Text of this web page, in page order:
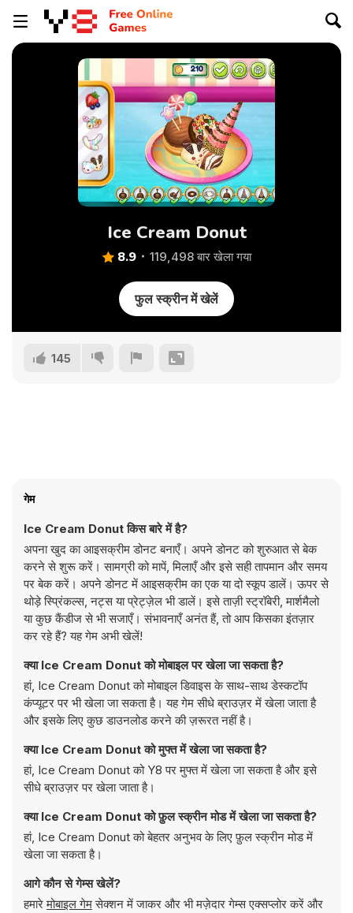
Ice Cream Donut
8.9 119,498 बार खेला गया
फुल स्क्रीन में खेलें
145
गेम
Ice Cream Donut किस बारे में है?
अपना खुद का आइसक्रीम डोनट बनाएँ। अपने डोनट को शुरुआत से बेक
करने से शुरू करें। सामग्री को मापें, मिलाएँ और इसे सही तापमान और समय
पर बेक करें। अपने डोनट में आइसक्रीम का एक या दो स्कूप डालें। ऊपर से
थोड़े स्प्रिंकल्स, नट्स या प्रेट्ज़ेल भी डालें। इसे ताज़ी स्ट्रॉबेरी, मार्शमैलो
या कुछ कैंडीज से भी सजाएँ। संभावनाएँ अनंत हैं, तो आप किसका इंतज़ार
कर रहे हैं? यह गेम अभी खेलें!
क्या Ice Cream Donut को मोबाइल पर खेला जा सकता है?
हां, Ice Cream Donut को मोबाइल डिवाइस के साथ-साथ डेस्कटॉप
कंप्यूटर पर भी खेला जा सकता है। यह गेम सीधे ब्राउज़र में खेला जाता है
और इसके लिए कुछ डाउनलोड करने की ज़रूरत नहीं है।
क्या Ice Cream Donut को मुफ्त में खेला जा सकता है?
हां, Ice Cream Donut को Y8 पर मुफ्त में खेला जा सकता है और इसे
सीधे ब्राउज़र पर खेला जाता है।
क्या Ice Cream Donut को फ़ुल स्क्रीन मोड में खेला जा सकता है?
हां, Ice Cream Donut को बेहतर अनुभव के लिए फ़ुल स्क्रीन मोड में
खेला जा सकता है।
आगे कौन से गेम्स खेलें?
हमारेमोबाइल गेमसेक्शन में जाकर और भी मज़ेदार गेम्स एक्सप्लोर करें और